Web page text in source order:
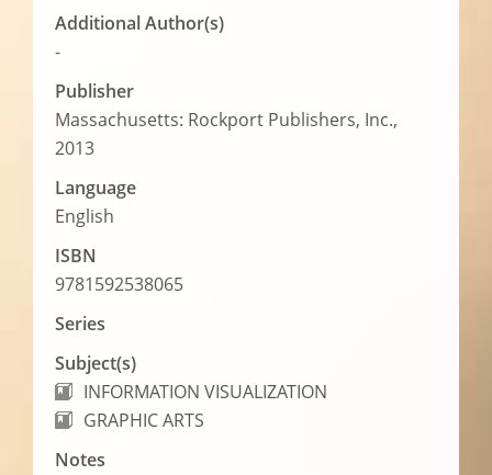
Additional Author(s)
-
Publisher
Massachusetts: Rockport Publishers, Inc.,
2013
Language
English
ISBN
9781592538065
Series
Subject(s)
INFORMATION VISUALIZATION
GRAPHIC ARTS
Notes